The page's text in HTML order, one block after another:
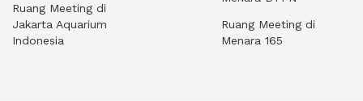
Ruang Meeting di
Jakarta Aquarium
Indonesia
Ruang Meeting di
Menara 165